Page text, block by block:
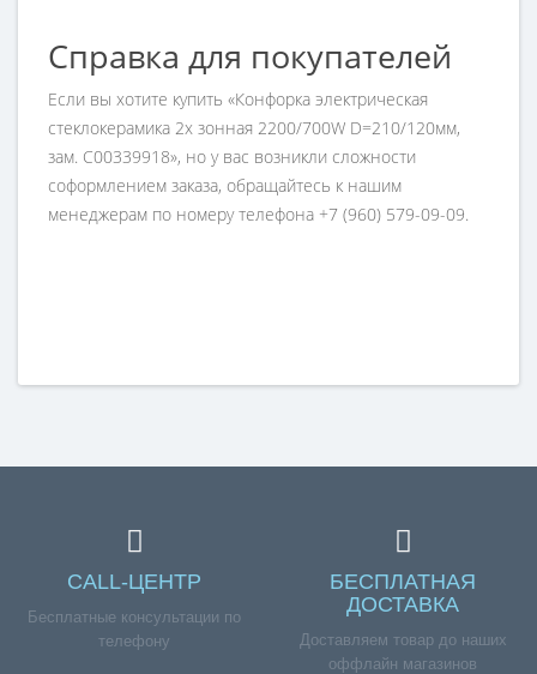
Справка для покупателей
Если вы хотите купить «Конфорка электрическая
стеклокерамика 2х зонная 2200/700W D=210/120мм,
зам. C00339918», но у вас возникли сложности
соформлением заказа, обращайтесь к нашим
менеджерам по номеру телефона +7 (960) 579-09-09.
CALL-ЦЕНТР
Бесплатные консультации по
телефону
БЕСПЛАТНАЯ
ДОСТАВКА
Доставляем товар до наших
оффлайн магазинов